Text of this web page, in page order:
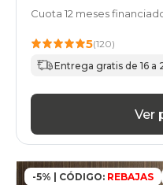
Cuota 12 meses
5(120)
Entrega gratis de 16 a
Ver
-5% | CÓDIGO: REBAJAS